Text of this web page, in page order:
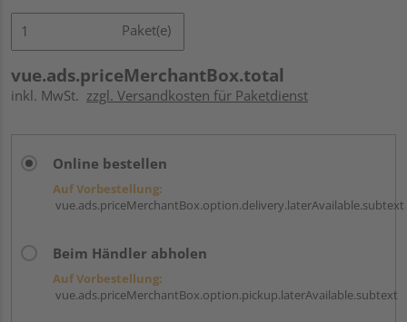
Paket(e)
vue.ads.priceMerchantBox.total
inkl. MwSt. zzgl. Versandkosten für Paketdienst
Online bestellen
Auf Vorbestellung:
vue.ads.priceMerchantBox.option.delivery.laterAvailable.subtext
Beim Händler abholen
Auf Vorbestellung:
vue.ads.priceMerchantBox.option.pickup.laterAvailable.subtext